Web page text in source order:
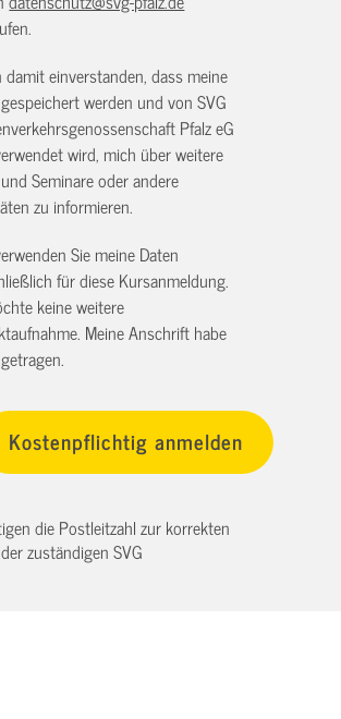
damit einverstanden, dass meine
werden und von SVG
Pfalz eG
wird, mich über weitere
Seminare oder andere
zu informieren.
Sie meine Daten
für diese Kursanmeldung.
keine weitere
Meine Anschrift habe
die Postleitzahl zur korrekten
zuständigen SVG